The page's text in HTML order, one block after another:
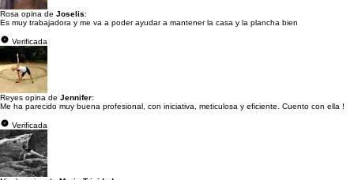
Rosa opina de Joselis:
Es muy trabajadora y me va a poder ayudar a mantener la casa y la plancha bien
Verificada
Reyes opina de Jennifer:
Me ha parecido muy buena profesional, con iniciativa, meticulosa y eficiente. Cuento con ella !
Verificada